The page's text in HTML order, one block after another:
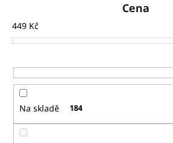
í
p
o
d
u
k
Cena
449 Kč
Na skladě 184
D
o
p
r
u